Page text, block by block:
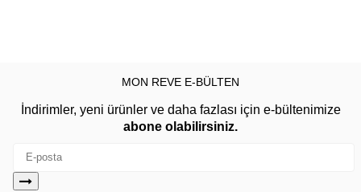
MON REVE E-BÜLTEN
İndirimler, yeni ürünler ve daha fazlası için e-bültenimize
abone olabilirsiniz.